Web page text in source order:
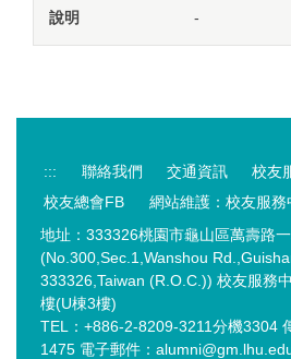
-
::: 聯絡我們 交通資訊
校友
校友總會FB
網站維護：校友服務
地址：333326桃園市龜山區萬壽路
(No.300,Sec.1,Wanshou
333326,Taiwan (R.O.C.)) 校友服務
樓(U棟3樓)
TEL：+886-2-8209-3211分機3304
1475 電子郵件：